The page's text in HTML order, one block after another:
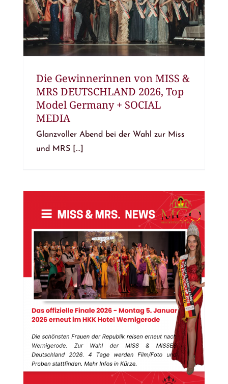
Die Gewinnerinnen von MISS &
MRS DEUTSCHLAND 2026, Top
Model Germany + SOCIAL
MEDIA
Glanzvoller Abend bei der Wahl zur Miss
und MRS [...]